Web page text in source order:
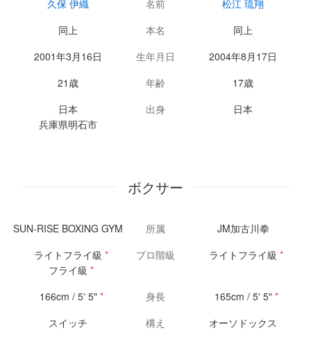
久保 伊織 名前
松江 琉翔
同上
本名
同上
2001年3月16日
生年月日
2004年8月17日
21歳
年齢
17歳
日本
兵庫県明石市
出身 日本
ボクサー
SUN-RISE BOXING GYM 所属
JM加古川拳
ライトフライ級 *
フライ級 *
プロ階級 ライトフライ級 *
166cm / 5' 5" * 身長 165cm / 5' 5" *
スイッチ
構え オーソドックス